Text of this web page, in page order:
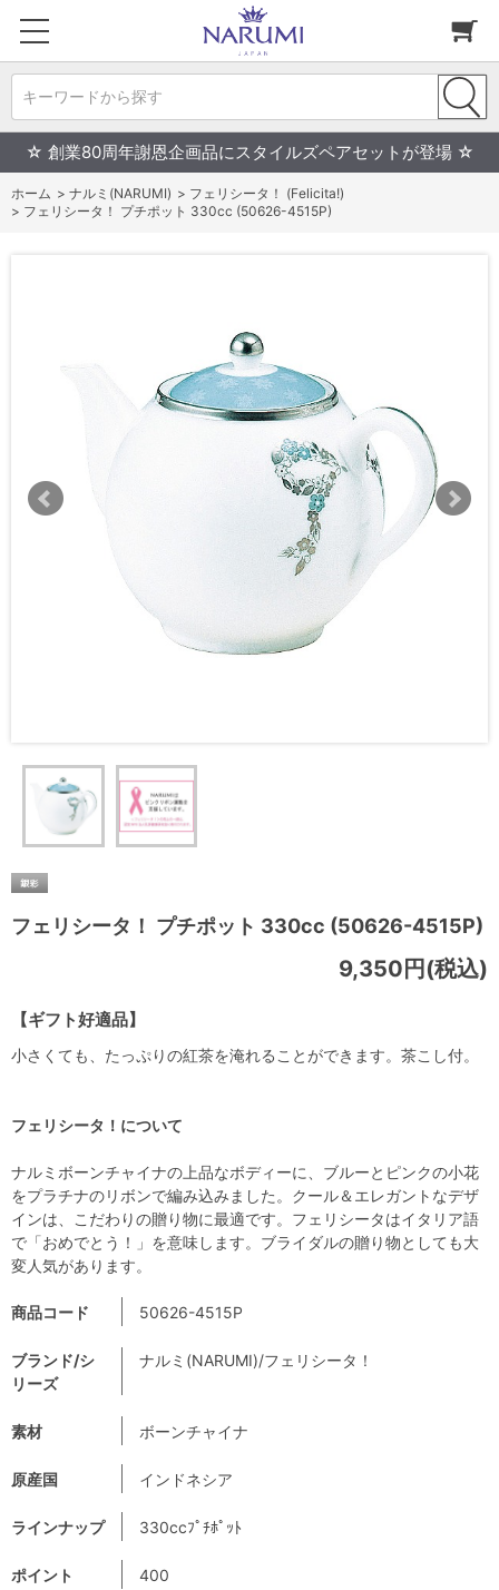
キーワードから探す
☆ 創業80周年謝恩企画品にスタイルズペアセットが登場 ☆
ホーム > ナルミ(NARUMI) > フェリシータ！ (Felicita!)
> フェリシータ！ プチポット 330cc (50626-4515P)
フェリシータ！ プチポット 330cc (50626-4515P)
【ギフト好適品】
9,350円(税込)
商品コード 50626-4515P
ブランド/シ
リーズ
ナルミ(NARUMI)/フェリシータ！
素材 ボーンチャイナ
原産国 インドネシア
ラインナップ 330ccﾌﾟﾁﾎﾟｯﾄ
ポイント 400
小さくても、たっぷりの紅茶を淹れることができます。茶こし付。
フェリシータ！について
ナルミボーンチャイナの上品なボディーに、ブルーとピンクの小花
をプラチナのリボンで編み込みました。クール＆エレガントなデザ
インは、こだわりの贈り物に最適です。フェリシータはイタリア語
で「おめでとう！」を意味します。ブライダルの贈り物としても大
変人気があります。